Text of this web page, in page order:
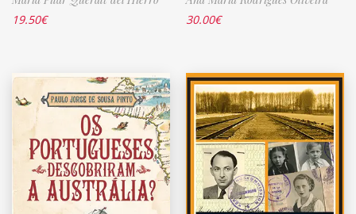
19.50€
30.00€